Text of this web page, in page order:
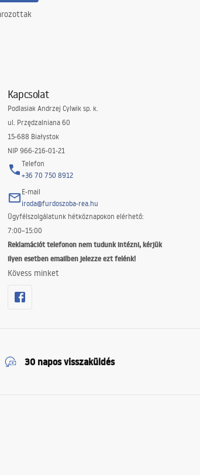
Kapcsolat
Podlasiak Andrzej Cylwik sp. k.
ul. Przędzalniana 60
15-688 Białystok
NIP 966-216-01-21
Telefon
+36 70 750 8912
E-mail
iroda@furdoszoba-rea.hu
Ügyfélszolgálatunk hétköznapokon elérhető:
7:00–15:00
Reklamációt telefonon nem tudunk intézni, kérjük
ilyen esetben emailben jelezze ezt felénk!
Kövess minket
30 napos visszaküldés